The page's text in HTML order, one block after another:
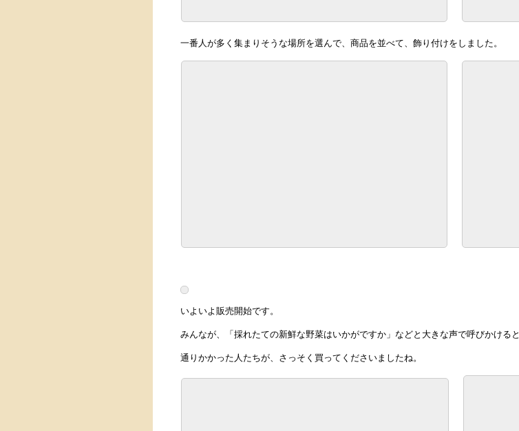
一番人が多く集まりそうな場所を選んで、商品を並べて、飾り付けをしました。
いよいよ販売開始です。
みんなが、「採れたての新鮮な野菜はいかがですか」などと大きな声で呼びかけると
通りかかった人たちが、さっそく買ってくださいましたね。